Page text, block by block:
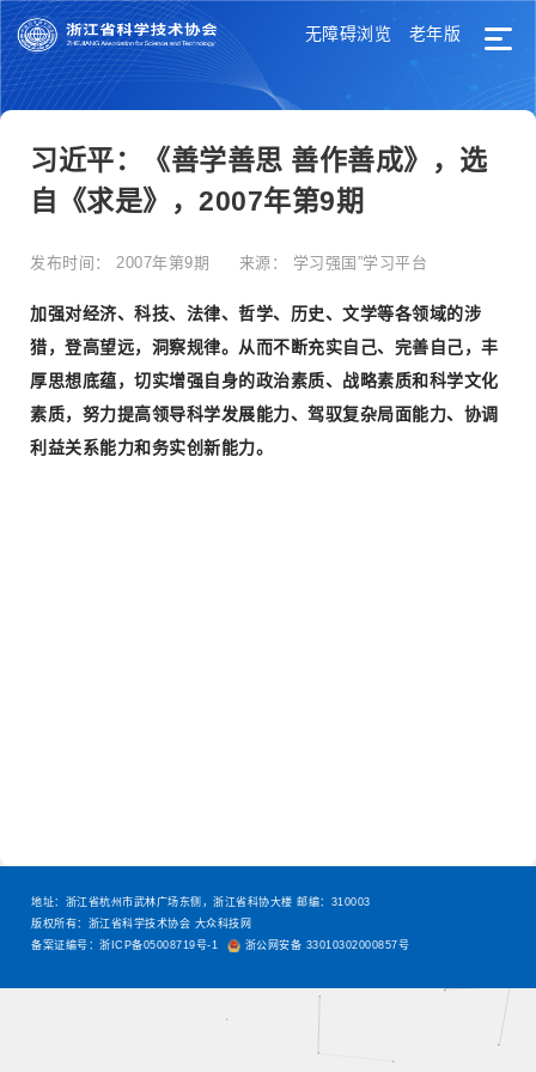
无障碍浏览 老年版
习近平：《善学善思 善作善成》，选
自《求是》，2007年第9期
发布时间： 2007年第9期 来源： 学习强国”学习平台
加强对经济、科技、法律、哲学、历史、文学等各领域的涉
猎，登高望远，洞察规律。从而不断充实自己、完善自己，丰
厚思想底蕴，切实增强自身的政治素质、战略素质和科学文化
素质，努力提高领导科学发展能力、驾驭复杂局面能力、协调
利益关系能力和务实创新能力。
地址：浙江省杭州市武林广场东侧，浙江省科协大楼 邮编：310003
版权所有：浙江省科学技术协会 大众科技网
备案证编号：浙ICP备05008719号-1
浙公网安备 33010302000857号